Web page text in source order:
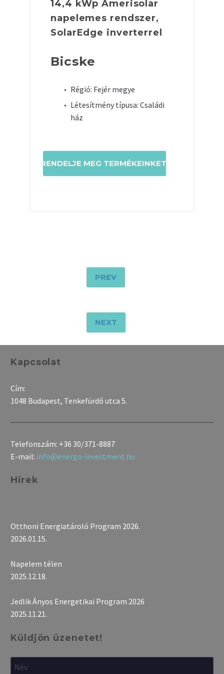
14,4 kWp Amerisolar
napelemes rendszer,
SolarEdge inverterrel
Bicske
Régió: Fejér megye
Létesítmény típusa: Családi
ház
RENDELJE MEG TERMÉKEINKET!
PREV
NEXT
Kapcsolat
Cím:
1048 Budapest, Tenkefürdő utca 5.
Telefonszám: +36 30/371-8887
E-mail: info@energo-investment.hu
Hírek
Otthoni Energiatároló Program 2026.
2026.01.15.
Napelem télen
2025.12.18.
Jedlik Ányos Energetikai Program 2026
2025.11.21.
Küldjön üzenetet!